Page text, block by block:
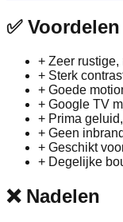
✅Voordelen
+ Zeer
+ Sterk
+ Goede
+ Google TV
+ Prima
+ Geen
+ Geschikt
+ Degelijke
❌Nadelen